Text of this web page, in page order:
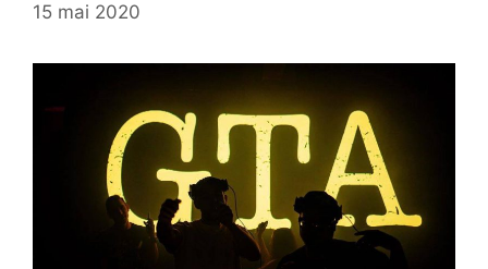
15 mai 2020